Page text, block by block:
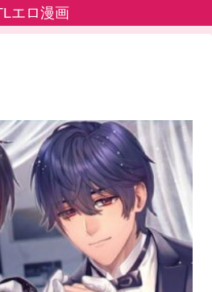
エロ漫画